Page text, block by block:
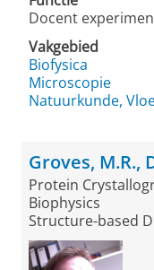
Docent
Vakgebied
Biofysica
Microscopie
Natuurkunde,
Groves, M.R.,
Protein
Biophysics
Structure-based